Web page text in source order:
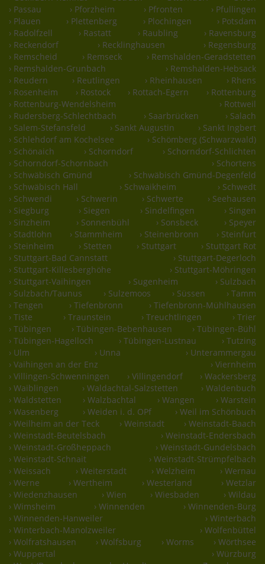
› Passau
› Pforzheim › Pfronten
› Pfullingen
› Plauen
› Plettenberg › Plochingen
› Potsdam
› Radolfzell
› Rastatt › Raubling
› Ravensburg
› Reckendorf
› Recklinghausen
› Regensburg
› Remscheid
› Remseck
› Remshalden-Geradstetten
› Remshalden-Grunbach
› Remshalden-Hebsack
› Reudern
› Reutlingen › Rheinhausen
› Rhens
› Rosenheim
› Rostock › Rottach-Egern
› Rottenburg
› Rottenburg-Wendelsheim
› Rottweil
› Rudersberg-Schlechtbach
› Saarbrücken
› Salach
› Salem-Stefansfeld
› Sankt Augustin
› Sankt Ingbert
› Schlehdorf am Kochelsee
› Schömberg (Schwarzwald)
› Schönaich
› Schorndorf
› Schorndorf-Schlichten
› Schorndorf-Schornbach
› Schortens
› Schwäbisch Gmünd
› Schwäbisch Gmünd-Degenfeld
› Schwäbisch Hall
› Schwaikheim
› Schwedt
› Schwendi
› Schwerin › Schwerte
› Seehausen
› Siegburg
› Siegen › Sindelfingen
› Singen
› Sinzheim
› Sonnenbühl › Sonsbeck
› Speyer
› Stadtlohn
› Stammheim › Steinenbronn
› Steinfurt
› Steinheim
› Stetten › Stuttgart
› Stuttgart Rot
› Stuttgart-Bad Cannstatt
› Stuttgart-Degerloch
› Stuttgart-Killesberghöhe
› Stuttgart-Möhringen
› Stuttgart-Vaihingen
› Sugenheim
› Sulzbach
› Sulzbach/Taunus
› Sulzemoos › Süssen
› Tamm
› Tengen
› Tiefenbronn
› Tiefenbronn-Mühlhausen
› Tiste
› Traunstein › Treuchtlingen
› Trier
› Tübingen
› Tübingen-Bebenhausen
› Tübingen-Bühl
› Tübingen-Hagelloch
› Tübingen-Lustnau
› Tutzing
› Ulm
› Unna
› Unterammergau
› Vaihingen an der Enz
› Viernheim
› Villingen-Schwenningen
› Villingendorf
› Wackersberg
› Waiblingen
› Waldachtal-Salzstetten
› Waldenbuch
› Waldstetten
› Walzbachtal › Wangen
› Warstein
› Wasenberg
› Weiden i. d. OPf
› Weil im Schönbuch
› Weilheim an der Teck
› Weinstadt
› Weinstadt-Baach
› Weinstadt-Beutelsbach
› Weinstadt-Endersbach
› Weinstadt-Großheppach
› Weinstadt-Gundelsbach
› Weinstadt-Schnait
› Weinstadt-Strümpfelbach
› Weissach
› Weiterstadt › Welzheim
› Wernau
› Werne
› Wertheim › Westerland
› Wetzlar
› Wiedenzhausen
› Wien › Wiesbaden
› Wildau
› Wimsheim
› Winnenden
› Winnenden-Bürg
› Winnenden-Hanweiler
› Winterbach
› Winterbach-Manolzweiler
› Wolfenbüttel
› Wolfratshausen
› Wolfsburg › Worms
› Wörthsee
› Wuppertal
› Würzburg